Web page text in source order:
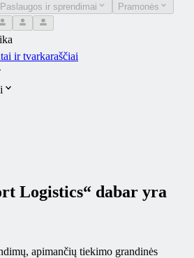
Paslaugos ir sprendimai
Pramonės
ir tvarkaraščiai
Logistics“ dabar yra
apimančių tiekimo grandinės